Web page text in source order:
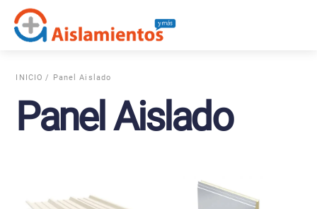
content
INICIO / Panel Aislado
Panel Aislado